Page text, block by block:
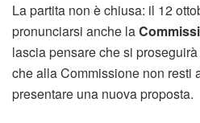
La partita non è chiusa: il 12
pronunciarsi anche la
lascia pensare che si
che alla Commissione non resti
presentare una nuova proposta.